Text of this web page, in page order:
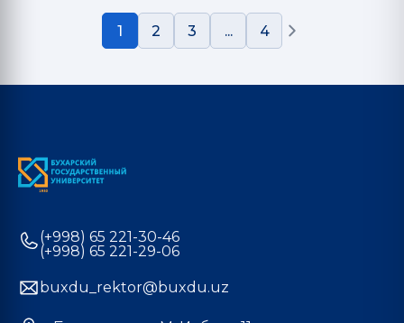
1 2 3 ... 4
(+998) 65 221-30-46
(+998) 65 221-29-06
buxdu_rektor@buxdu.uz